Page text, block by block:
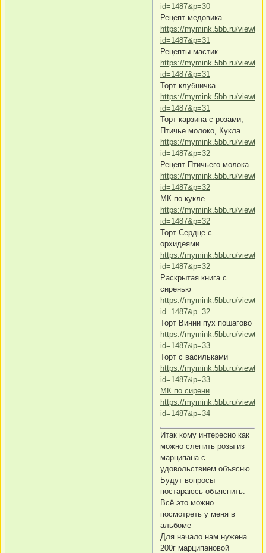
id=1487&p=30
Рецепт медовика
https://mymink.5bb.ru/
id=1487&p=31
Рецепты мастик
https://mymink.5bb.ru/
id=1487&p=31
Торт клубничка
https://mymink.5bb.ru/
id=1487&p=31
Торт карзина с розами,
Птичье молоко, Кукла
https://mymink.5bb.ru/
id=1487&p=32
Рецепт Птичьего молока
https://mymink.5bb.ru/
id=1487&p=32
МК по кукле
https://mymink.5bb.ru/
id=1487&p=32
Торт Сердце с
орхидеями
https://mymink.5bb.ru/
id=1487&p=32
Раскрытая книга с
сиренью
https://mymink.5bb.ru/
id=1487&p=32
Торт Винни пух пошагово
https://mymink.5bb.ru/
id=1487&p=33
Торт с васильками
https://mymink.5bb.ru/
id=1487&p=33
МК по сирени
https://mymink.5bb.ru/
id=1487&p=34
Итак кому интересно как
можно слепить розы из
марципана с
удовольствием объясню.
Будут вопросы
постараюсь объяснить.
Всё это можно
посмотреть у меня в
альбоме
Для начало нам нужена
200г марципановой